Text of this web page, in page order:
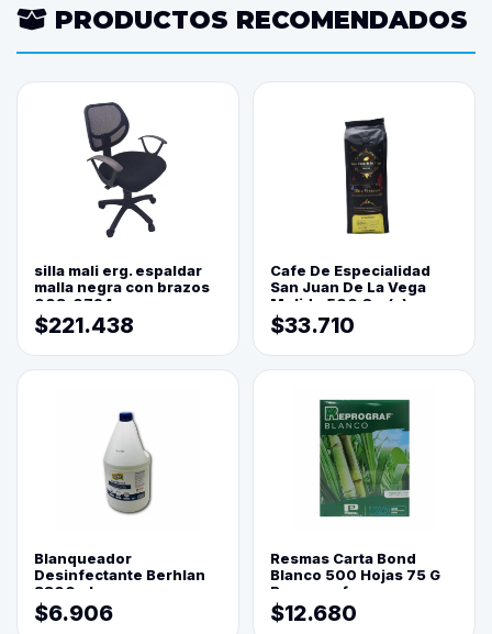
PRODUCTOS RECOMENDADOS
silla mali erg. espaldar
malla negra con brazos
003-0794
$221.438
Cafe De Especialidad
San Juan De La Vega
Molido 500 Grs(=)
$33.710
Blanqueador
Desinfectante Berhlan
3800ml
$6.906
Resmas Carta Bond
Blanco 500 Hojas 75 G
Reprograf.
$12.680